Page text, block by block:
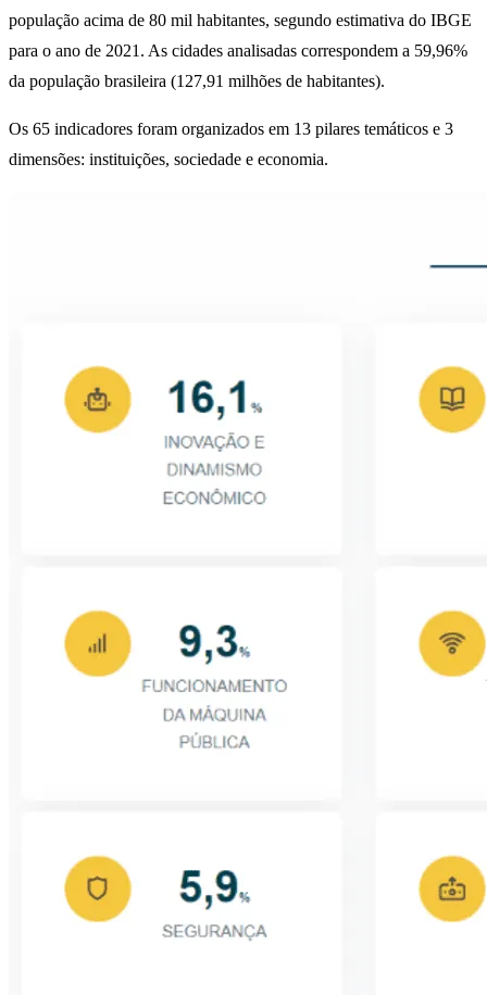
população acima de 80 mil habitantes, segundo estimativa do IBGE
para o ano de 2021. As cidades analisadas correspondem a 59,96%
da população brasileira (127,91 milhões de habitantes).
Os 65 indicadores foram organizados em 13 pilares temáticos e 3
dimensões: instituições, sociedade e economia.